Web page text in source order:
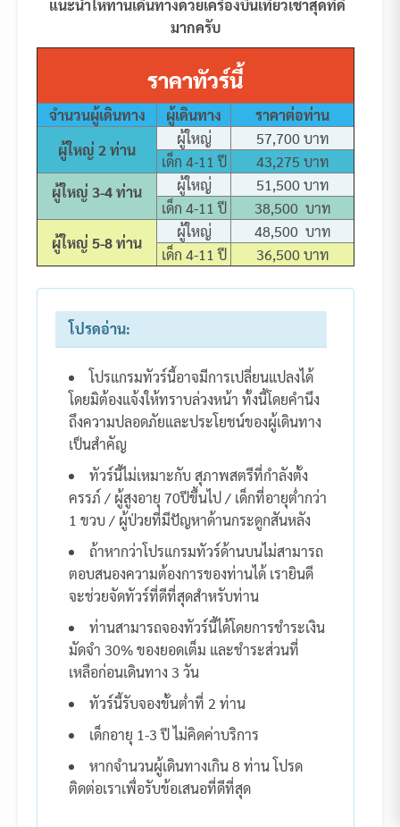
แนะนำให้ท่านเดินทางด้วยเครื่องบินเที่ยวเช้าสุดที่ดี
มากครับ
ราคาทัวร์นี้
จำนวนผู้เดินทาง ผู้เดินทาง
ราคาต่อท่าน
ผู้ใหญ่ 2 ท่าน
ผู้ใหญ่
57,700 บาท
เด็ก 4-11 ปี
43,275 บาท
ผู้ใหญ่ 3-4 ท่าน
ผู้ใหญ่
51,500 บาท
เด็ก 4-11 ปี
38,500 บาท
ผู้ใหญ่ 5-8 ท่าน
ผู้ใหญ่
48,500 บาท
เด็ก 4-11 ปี
36,500 บาท
โปรดอ่าน:
โปรแกรมทัวร์นี้อาจมีการเปลี่ยนแปลงได้
โดยมิต้องแจ้งให้ทราบล่วงหน้า ทั้งนี้โดยคำนึง
ถึงความปลอดภัยและประโยชน์ของผู้เดินทาง
เป็นสำคัญ
ทัวร์นี้ไม่เหมาะกับ สุภาพสตรีที่กำลังตั้ง
ครรภ์ / ผู้สูงอายุ 70ปีขึ้นไป / เด็กที่อายุต่ำกว่า
1 ขวบ / ผู้ป่วยที่มีปัญหาด้านกระดูกสันหลัง
ถ้าหากว่าโปรแกรมทัวร์ด้านบนไม่สามารถ
ตอบสนองความต้องการของท่านได้ เรายินดี
จะช่วยจัดทัวร์ที่ดีที่สุดสำหรับท่าน
ท่านสามารถจองทัวร์นี้ได้โดยการชำระเงิน
มัดจำ 30% ของยอดเต็ม และชำระส่วนที่
เหลือก่อนเดินทาง 3 วัน
ทัวร์นี้รับจองขั้นต่ำที่ 2 ท่าน
เด็กอายุ 1-3 ปี ไม่คิดค่าบริการ
หากจำนวนผู้เดินทางเกิน 8 ท่าน โปรด
ติดต่อเราเพื่อรับข้อเสนอที่ดีที่สุด